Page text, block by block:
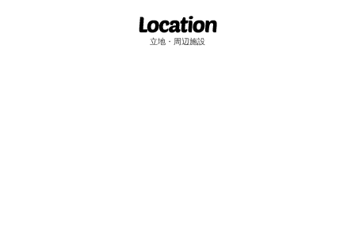
立地・周辺施設